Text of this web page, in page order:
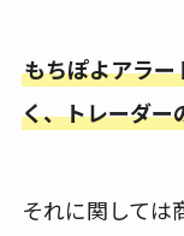
もちぽよアラ
く、トレーダー
それに関しては